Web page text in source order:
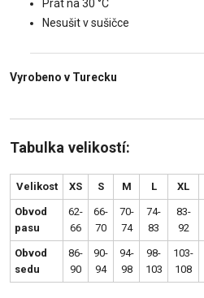
Prát na 30 °C
Nesušit v sušičce
Vyrobeno v Turecku
Tabulka velikostí:
Velikost XS S M L XL
Obvod
pasu
62-
66
66-
70
70-
74
74-
83
83-
92
Obvod
sedu
86-
90
90-
94
94-
98
98-
103
103-
108